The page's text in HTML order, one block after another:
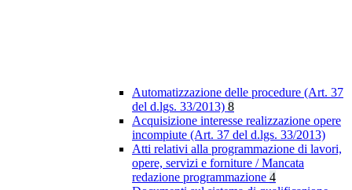
Automatizzazione delle procedure (Art. 37
del d.lgs. 33/2013) 8
Acquisizione interesse realizzazione opere
incompiute (Art. 37 del d.lgs. 33/2013)
Atti relativi alla programmazione di lavori,
opere, servizi e forniture / Mancata
redazione programmazione 4